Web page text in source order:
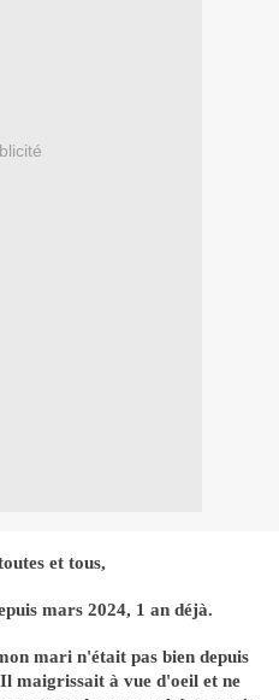
et tous,
mars 2024, 1 an déjà.
mari n'était pas bien depuis
maigrissait à vue d'oeil et ne